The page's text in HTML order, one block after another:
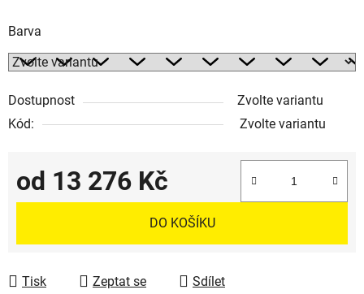
Barva
Dostupnost
Zvolte variantu
Kód:
Zvolte variantu
od 13 276 Kč
Měrná cena:
DO KOŠÍKU
Tisk Zeptat se Sdílet